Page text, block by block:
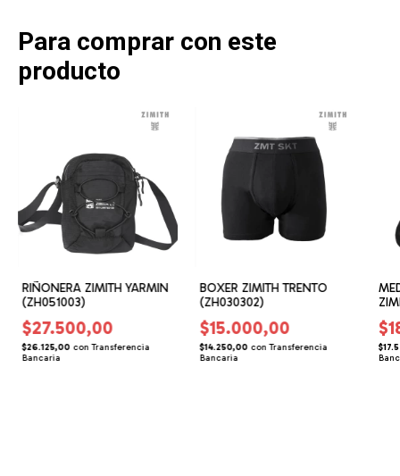
Para comprar con este
producto
RIÑONERA ZIMITH YARMIN
(ZH051003)
$27.500,00
$26.125,00 con Transferencia
Bancaria
BOXER ZIMITH TRENTO
(ZH030302)
$15.000,00
$14.250,00 con Transferencia
Bancaria